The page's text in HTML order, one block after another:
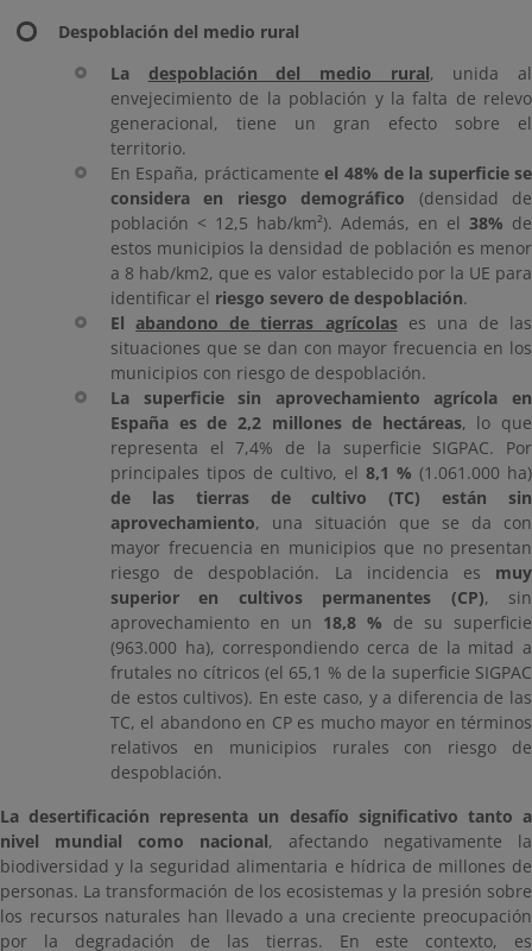
Despoblación del medio rural
La despoblación del medio rural, unida al
envejecimiento de la población y la falta de relevo
generacional, tiene un gran efecto sobre el
territorio.
En España, prácticamente el 48% de la superficie se
considera en riesgo demográfico (densidad de
población < 12,5 hab/km²). Además, en el 38% de
estos municipios la densidad de población es menor
a 8 hab/km2, que es valor establecido por la UE para
identificar el riesgo severo de despoblación.
Elabandono de tierras agrícolases una de las
situaciones que se dan con mayor frecuencia en los
municipios con riesgo de despoblación.
La superficie sin aprovechamiento agrícola en
España es de 2,2 millones de hectáreas, lo que
representa el 7,4% de la superficie SIGPAC. Por
principales tipos de cultivo, el 8,1 % (1.061.000 ha)
de las tierras de cultivo (TC) están sin
aprovechamiento, una situación que se da con
mayor frecuencia en municipios que no presentan
riesgo de despoblación. La incidencia es muy
superior en cultivos permanentes (CP), sin
aprovechamiento en un 18,8 % de su superficie
(963.000 ha), correspondiendo cerca de la mitad a
frutales no cítricos (el 65,1 % de la superficie SIGPAC
de estos cultivos). En este caso, y a diferencia de las
TC, el abandono en CP es mucho mayor en términos
relativos en municipios rurales con riesgo de
despoblación.
La desertificación representa un desafío significativo tanto a
nivel mundial como nacional, afectando negativamente la
biodiversidad y la seguridad alimentaria e hídrica de millones de
personas. La transformación de los ecosistemas y la presión sobre
los recursos naturales han llevado a una creciente preocupación
por la degradación de las tierras. En este contexto, es